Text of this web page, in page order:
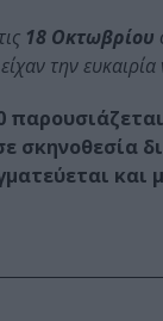
18 Οκτωβρίου
την
σκηνοθεσία